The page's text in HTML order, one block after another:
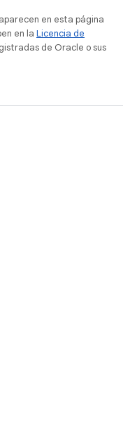
en esta página
en la Licencia de
de Oracle o sus